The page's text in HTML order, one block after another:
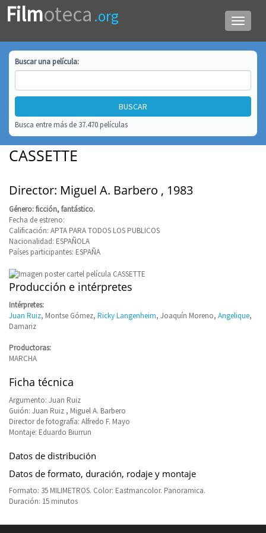
Menú
de
Filmoteca .org
Buscar unapelícula:
Busca entre más de 37.470 películas
CASSETTE
Director: Miguel A. Barbero , 1983
Género: ficción, fantástico.
Fecha de estreno:
Calificación: APTA PARA TODOS LOS PUBLICOS
Nacionalidad: ESPAÑOLA
Países participantes: ESPAÑA
Producción e intérpretes
Intérpretes:
Juan Ruiz, Montse Gómez, Ricky Langenheim, Joaquín Moreno, Angelique,
Damariz
Productoras:
MARCHA
Ficha técnica
Argumento: Juan Ruiz
Guión: Juan Ruiz , Miguel A. Barbero
Director de fotografía: Alfredo F. Mayo
Montaje: Eduardo Biurrun
Datos de distribución
Datos de formato, duración, rodaje y montaje
Formato: 35 MILIMETROS. Color: Eastmancolor. Panoramica.
Duración: 15 minutos